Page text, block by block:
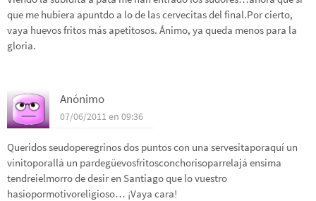
que me hubiera apuntdo a lo de las cervecitas del final.Por cierto,
vaya huevos fritos más apetitosos. Ánimo, ya queda menos para la
gloria.
Anónimo
07/06/2011 en 09:36
Queridos seudoperegrinos dos puntos con una servesitaporaquí un
vinitoporallá un pardegüevosfritosconchorisoparrelajá ensima
tendreielmorro de desir en Santiago que lo vuestro
hasiopormotivoreligioso… ¡Vaya cara!